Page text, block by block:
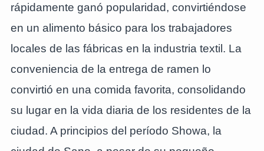
rápidamente ganó popularidad, convirtiéndose
en un alimento básico para los trabajadores
locales de las fábricas en la industria textil. La
conveniencia de la entrega de ramen lo
convirtió en una comida favorita, consolidando
su lugar en la vida diaria de los residentes de la
ciudad. A principios del período Showa, la